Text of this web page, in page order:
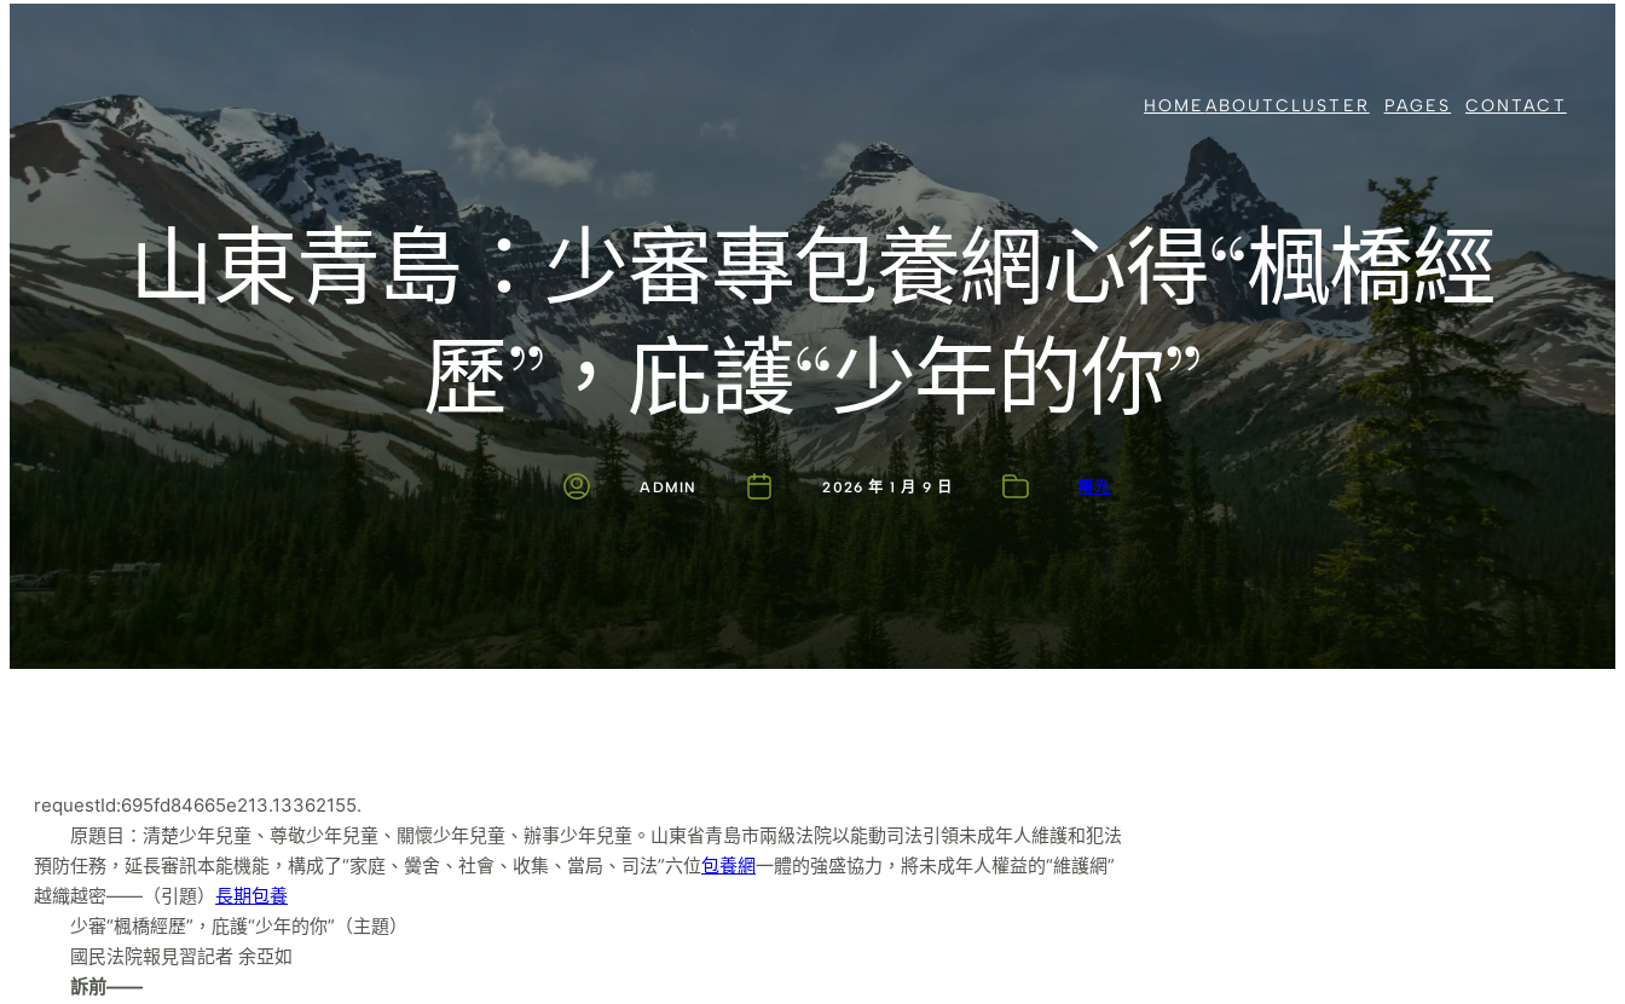
內
容
文化的激盪 HOME ABOUTCLUSTER PAGES CONTACT
山東青島：少審專包養網心得“楓橋經
歷”，庇護“少年的你”
ADMIN 2026 年 1 月 9 日 曙光
requestId:695fd84665e213.13362155.
原題目：清楚少年兒童、尊敬少年兒童、關懷少年兒童、辦事少年兒童。山東省青島市兩級法院以能動司法引領未成年人維護和犯法
預防任務，延長審訊本能機能，構成了“家庭、黌舍、社會、收集、當局、司法”六位包養網一體的強盛協力，將未成年人權益的“維護網”
越織越密——（引題） 長期包養
少審“楓橋經歷”，庇護“少年的你”（主題）
國民法院報見習記者 余亞如
訴前——